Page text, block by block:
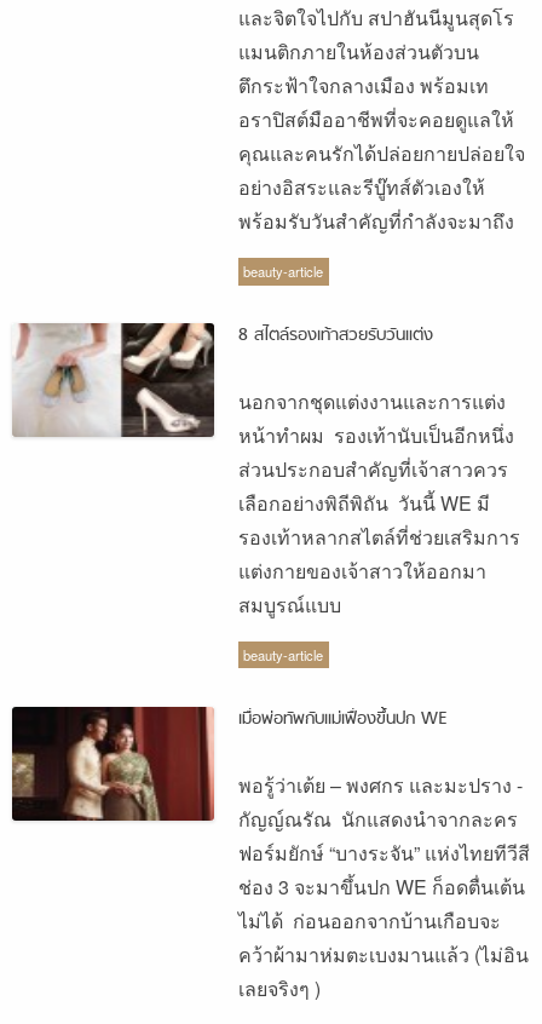
และจิตใจไปกับ สปาฮันนีมูนสุดโร
แมนติกภายในห้องส่วนตัวบน
ตึกระฟ้าใจกลางเมือง พร้อมเท
อราปิสต์มืออาชีพที่จะคอยดูแลให้
คุณและคนรักได้ปล่อยกายปล่อยใจ
อย่างอิสระและรีบู๊ทส์ตัวเองให้
พร้อมรับวันสำคัญที่กำลังจะมาถึง
beauty-article
8 สไตล์รองเท้าสวยรับวันแต่ง
นอกจากชุดแต่งงานและการแต่ง
หน้าทำผม รองเท้านับเป็นอีกหนึ่ง
ส่วนประกอบสำคัญที่เจ้าสาวควร
เลือกอย่างพิถีพิถัน วันนี้ WE มี
รองเท้าหลากสไตล์ที่ช่วยเสริมการ
แต่งกายของเจ้าสาวให้ออกมา
สมบูรณ์แบบ
beauty-article
เมื่อพ่อทัพกับแม่เฟื่องขึ้นปก WE
พอรู้ว่าเต้ย – พงศกร และมะปราง -
กัญญ์ณรัณ นักแสดงนำจากละคร
ฟอร์มยักษ์ “บางระจัน” แห่งไทยทีวีสี
ช่อง 3 จะมาขึ้นปก WE ก็อดตื่นเต้น
ไม่ได้ ก่อนออกจากบ้านเกือบจะ
คว้าผ้ามาห่มตะเบงมานแล้ว (ไม่อิน
เลยจริงๆ )